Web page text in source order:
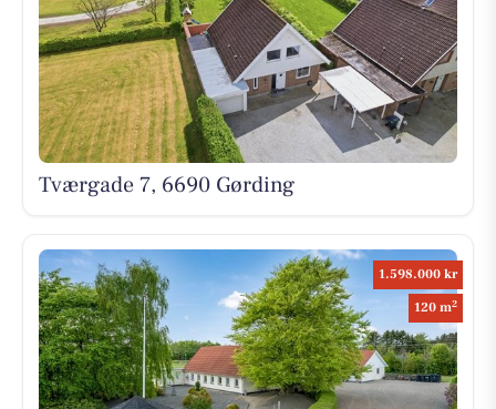
Tværgade 7, 6690 Gørding
1.598.000 kr
120 m2